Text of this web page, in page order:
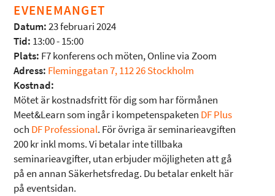
EVENEMANGET
Datum:23 februari 2024
Tid: 13:00 - 15:00
Plats: F7 konferens och möten, Online via Zoom
Adress: Fleminggatan 7, 112 26 Stockholm
Kostnad:
Mötet är kostnadsfritt för dig som har förmånen
Meet&Learn som ingår i kompetenspaketen DF Plus
och DF Professional. För övriga är seminarieavgiften
200 kr inkl moms. Vi betalar inte tillbaka
seminarieavgifter, utan erbjuder möjligheten att gå
på en annan Säkerhetsfredag. Du betalar enkelt här
på eventsidan.